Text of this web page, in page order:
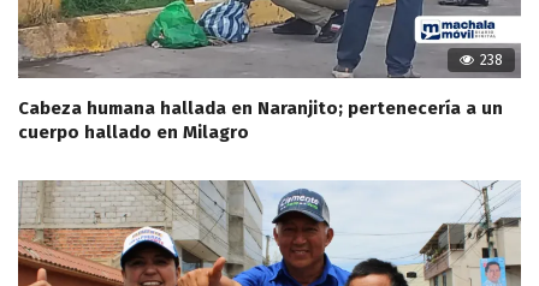
238
Cabeza humana hallada en Naranjito; pertenecería a un
cuerpo hallado en Milagro